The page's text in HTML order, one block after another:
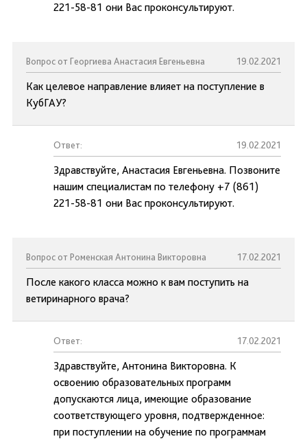
221-58-81 они Вас проконсультируют.
Вопрос от Георгиева Анастасия Евгеньевна 19.02.2021
Как целевое направление влияет на поступление в
КубГАУ?
Ответ: 19.02.2021
Здравствуйте, Анастасия Евгеньевна. Позвоните
нашим специалистам по телефону +7 (861)
221-58-81 они Вас проконсультируют.
Вопрос от Роменская Антонина Викторовна 17.02.2021
После какого класса можно к вам поступить на
ветиринарного врача?
Ответ: 17.02.2021
Здравствуйте, Антонина Викторовна. К
освоению образовательных программ
допускаются лица, имеющие образование
соответствующего уровня, подтвержденное:
при поступлении на обучение по программам